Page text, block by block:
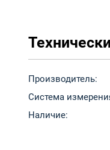
Производитель:
Система
Наличие: